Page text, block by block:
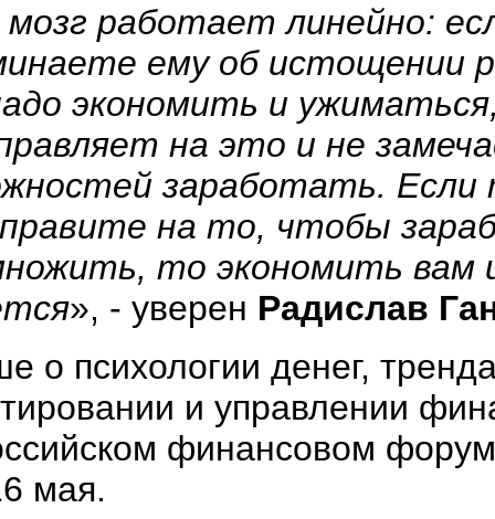
работает линейно:
ему об истощении
экономить и
на это и не
заработать. Если
на то, чтобы
то экономить вам
», - уверен Радислав
о психологии денег,
и управлении
финансовом
мая.